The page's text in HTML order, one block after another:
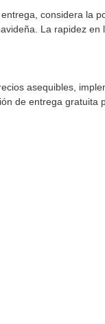
considera la
La rapidez en
asequibles,
de entrega gratuita